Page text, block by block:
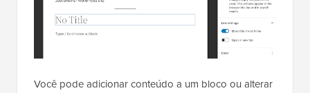
Você pode adicionar conteúdo a um bloco ou alterar